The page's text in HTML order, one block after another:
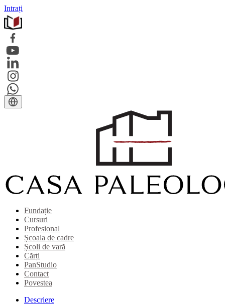
Intrați
Fundație
Cursuri
Profesional
Școala de cadre
Școli de vară
Cărți
PanStudio
Contact
Povestea
Descriere